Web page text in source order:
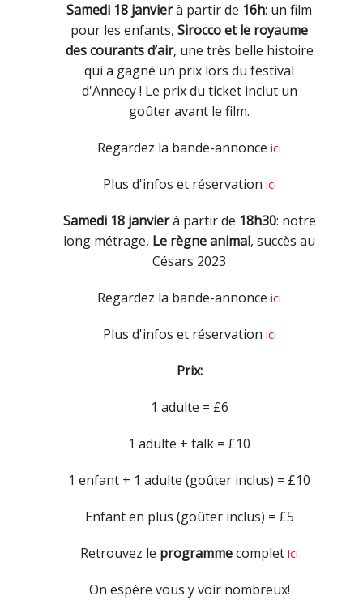
Samedi 18 janvierà partir de 16h: un film
pour les enfants,Sirocco et le royaume
des courants d’air, une très belle histoire
qui a gagné un prix lors du festival
d'Annecy ! Le prix du ticket inclut un
goûter avant le film.
Regardez la bande-annonceici
Plus d'infos et réservation ici
Samedi 18 janvierà partir de 18h30: notre
long métrage, Le règne animal, succès au
Césars 2023
Regardez la bande-annonceici
Plus d'infos et réservation ici
Prix:
1 adulte = £6
1 adulte + talk = £10
1 enfant + 1 adulte (goûter inclus) = £10
Enfant en plus (goûter inclus) = £5
Retrouvez le programmecompletici
On espère vous y voir nombreux!